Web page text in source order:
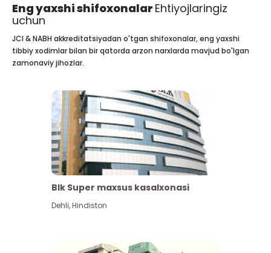
Eng yaxshi shifoxonalar Ehtiyojlaringiz
uchun
JCI & NABH akkreditatsiyadan o'tgan shifoxonalar, eng yaxshi
tibbiy xodimlar bilan bir qatorda arzon narxlarda mavjud bo'lgan
zamonaviy jihozlar.
Blk Super maxsus kasalxonasi
Dehli,Hindiston